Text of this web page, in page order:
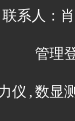
联系人：
管理
仪 , 数显